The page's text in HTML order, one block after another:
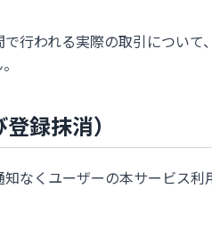
行われる実際の取引について
録抹消）
なくユーザーの本サービス